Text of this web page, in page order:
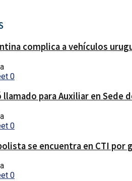
complica a vehículos
0
llamado para Auxiliar en Sede
0
se encuentra en CTI por
0